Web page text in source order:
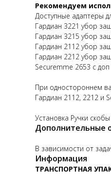
Рекомендуем
Доступные адаптеры
Гардиан 3221 убор
Гардиан 3215 убор
Гардиан 2112 убор
Гардиан 2212 убор
Securemme 2653 с
При одностороннем
Гардиан 2112, 2212 и
Установка Ручки
Дополнительные
В зависимости от
Информация
ТРАНСПОРТНАЯ